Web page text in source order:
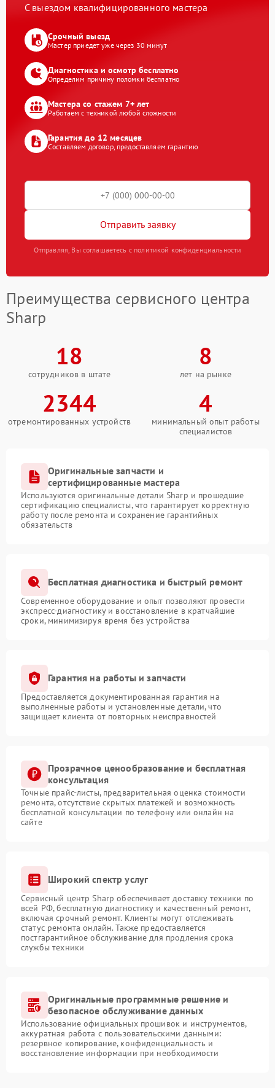
С выездом квалифицированного мастера
Срочный выезд
Мастер приедет уже через 30 минут
Диагностика и осмотр бесплатно
Определим причину поломки бесплатно
Мастера со стажем 7+ лет
Работаем с техникой любой сложности
Гарантия до 12 месяцев
Составляем договор, предоставляем гарантию
Отправить заявку
Отправляя, Вы соглашаетесь с политикой конфиденциальности
Преимущества сервисного центра
Sharp
18
сотрудников в штате
8
лет на рынке
2344
отремонтированных устройств
4
минимальный опыт работы
специалистов
Оригинальные запчасти и
сертифицированные мастера
Используются оригинальные детали Sharp и прошедшие
сертификацию специалисты, что гарантирует корректную
работу после ремонта и сохранение гарантийных
обязательств
Бесплатная диагностика и быстрый ремонт
Современное оборудование и опыт позволяют провести
экспресс-диагностику и восстановление в кратчайшие
сроки, минимизируя время без устройства
Гарантия на работы и запчасти
Предоставляется документированная гарантия на
выполненные работы и установленные детали, что
защищает клиента от повторных неисправностей
Прозрачное ценообразование и бесплатная
консультация
Точные прайс-листы, предварительная оценка стоимости
ремонта, отсутствие скрытых платежей и возможность
бесплатной консультации по телефону или онлайн на
сайте
Широкий спектр услуг
Сервисный центр Sharp обеспечивает доставку техники по
всей РФ, бесплатную диагностику и качественный ремонт,
включая срочный ремонт. Клиенты могут отслеживать
статус ремонта онлайн. Также предоставляется
постгарантийное обслуживание для продления срока
службы техники
Оригинальные программные решение и
безопасное обслуживание данных
Использование официальных прошивок и инструментов,
аккуратная работа с пользовательскими данными:
резервное копирование, конфиденциальность и
восстановление информации при необходимости